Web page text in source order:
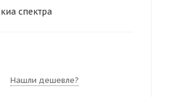
спектра
Нашли дешевле?